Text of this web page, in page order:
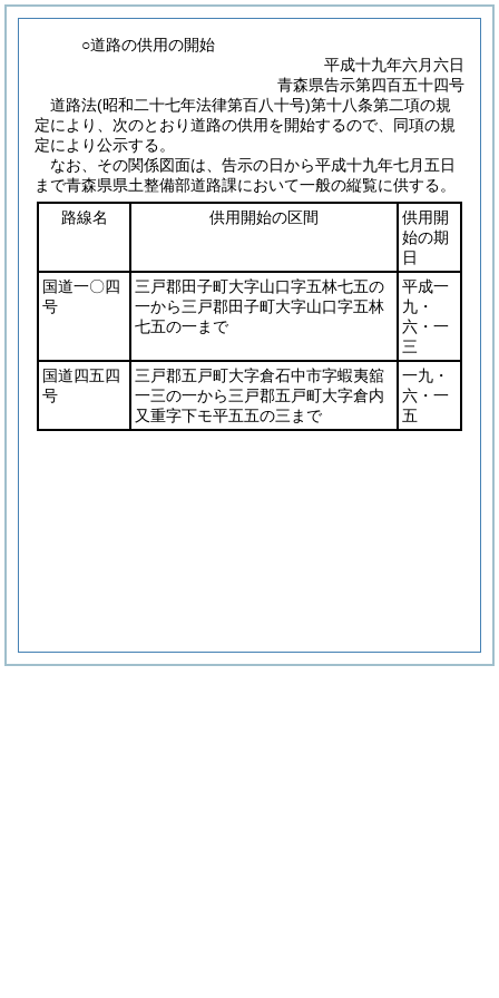
○道路の供用の開始
平成十九年六月六日
青森県告示第四百五十四号
道路法(昭和二十七年法律第百八十号)第十八条第二項の規
定により、次のとおり道路の供用を開始するので、同項の規
定により公示する。
なお、その関係図面は、告示の日から平成十九年七月五日
まで青森県県土整備部道路課において一般の縦覧に供する。
路線名
供用開始の区間
供用開
始の期
日
国道一〇四
号
三戸郡田子町大字山口字五林七五の
一から三戸郡田子町大字山口字五林
七五の一まで
平成一
九・
六・一
三
国道四五四
号
三戸郡五戸町大字倉石中市字蝦夷舘
一三の一から三戸郡五戸町大字倉内
又重字下モ平五五の三まで
一九・
六・一
五